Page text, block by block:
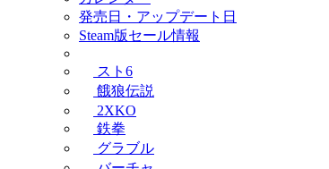
発売日・アップデート日
Steam版セール情報
スト6
餓狼伝説
2XKO
鉄拳
グラブル